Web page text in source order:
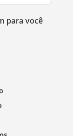
para você